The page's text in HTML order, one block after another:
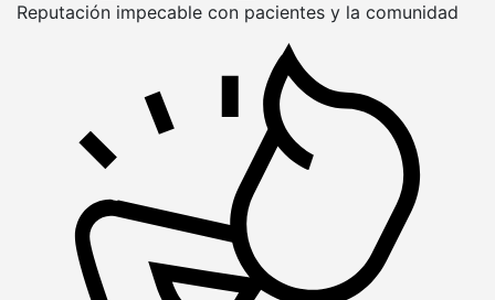
Reputación impecable con pacientes y la comunidad